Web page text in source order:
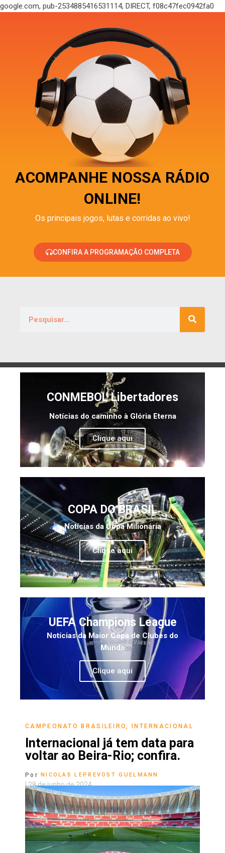
google.com, pub-2534885416531114, DIRECT, f08c47fec0942fa0
ACOMPANHE NOSSA RÁDIO
ONLINE!
Os principais jogos, lutas e corridas ao vivo!
CONFIRA A PROGRAMAÇÃO COMPLETA
CONMEBOL Libertadores
Notícias do caminho à Glória Eterna
Clique aqui
COPA DO BRASIL
Notícias da Copa Milionária
Clique aqui
UEFA Champions League
Notícias da Maior Copa de Clubes do
Mundo
Clique aqui
CAMPEONATO BRASILEIRO INTERNACIONAL
Internacional já tem data para
voltar ao Beira-Rio; confira.
Por NICOLAS LEPREVOST GUELMANN
|28 de junho de 2024